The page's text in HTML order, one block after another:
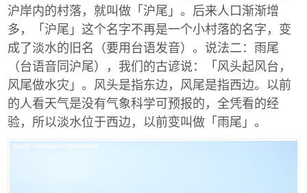
沪岸内的村落，就叫做「沪尾」。后来人口渐渐增
多，「沪尾」这个名字不再是一个小村落的名字，变
成了淡水的旧名（要用台语发音）。说法二：雨尾
（台语音同沪尾），我们的古谚说：「风头起风台，
风尾做水灾」。风头是指东边，风尾是指西边。以前
的人看天气是没有气象科学可预报的，全凭看的经
验，所以淡水位于西边，以前变叫做「雨尾」。